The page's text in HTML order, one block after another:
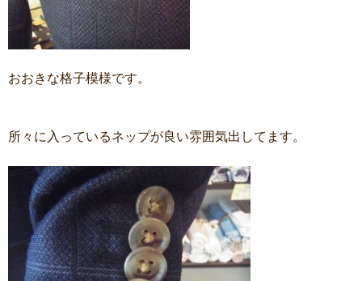
おおきな格子模様です。
所々に入っているネップが良い雰囲気出してます。